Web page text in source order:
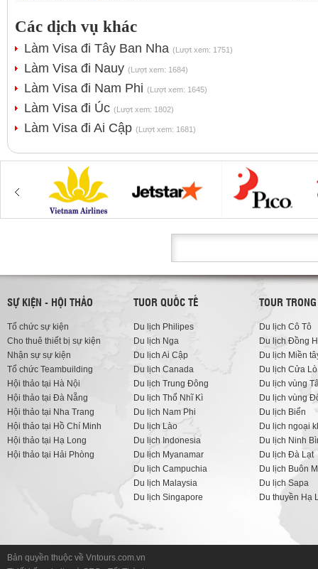
Các dịch vụ khác
Làm Visa đi Tây Ban Nha (Lượt xem: 1751)
Làm Visa đi Nauy (Lượt xem: 1684)
Làm Visa đi Nam Phi (Lượt xem: 1645)
Làm Visa đi Úc (Lượt xem: 1802)
Làm Visa đi Ai Cập (Lượt xem: 1681)
SỰ KIỆN - HỘI THẢO
Tổ chức sự kiện
Cho thuê thiết bị sự kiện
Nhận sự sự kiện
Tổ chức Teambuilding
Hội thảo tại Hà Nội
Hội thảo tại Đà Nẵng
Hội thảo tại Nha Trang
Hội thảo tại Hồ Chí Minh
Hội thảo tại Hạ Long
Hội thảo tại Hải Phòng
TUOR QUỐC TẾ
Du lịch Philipes
Du lịch Nga
Du lịch Ai Cập
Du lịch Canada
Du lịch Trung Đông
Du lịch Thổ Nhĩ Kì
Du lịch Nam Phi
Du lịch Lào
Du lịch Indonesia
Du lịch Myanamar
Du lịch Campuchia
Du lịch Malaysia
Du lịch Singapore
TOUR
Du lịch Cô Tô
Du lịch Đồng
Du lịch Miền
Du lịch Cửa Lò
Du lịch vùng
Du lịch vùng
Du lịch Biển
Du lịch ngoại
Du lịch Ninh
Du lịch Đà Lạt
Du lịch Buôn
Du lịch Sapa
Du thuyền Hạ
Bản quyền thuộc về Vntours.com.vn